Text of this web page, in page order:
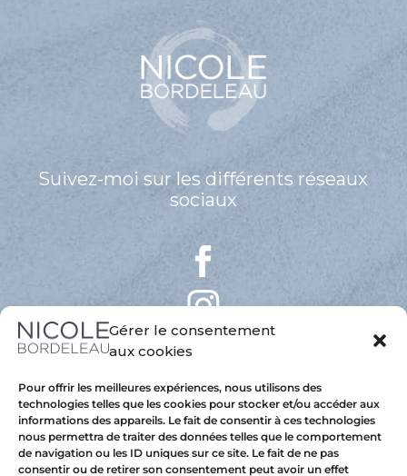
Gérer le consentement
aux cookies
Pour offrir les meilleures expériences, nous utilisons des
technologies telles que les cookies pour stocker et/ou accéder aux
informations des appareils. Le fait de consentir à ces technologies
nous permettra de traiter des données telles que le comportement
de navigation ou les ID uniques sur ce site. Le fait de ne pas
consentir ou de retirer son consentement peut avoir un effet
Suivez-moi sur les différents réseaux
sociaux